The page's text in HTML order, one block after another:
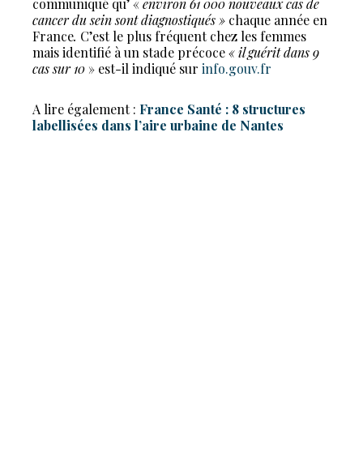
communiqué qu’ «environ 61 000 nouveaux cas de
cancer du sein sont diagnostiqués » chaque année en
France. C’est le plus fréquent chez les femmes
mais identifié à un stade précoce« il guérit dans 9
cas sur 10 » est-il indiqué sur info.gouv.fr
A lire également : France Santé : 8 structures
labellisées dans l’aire urbaine de Nantes